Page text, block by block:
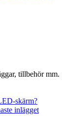
tillbehör mm.
skärm?
inlägget